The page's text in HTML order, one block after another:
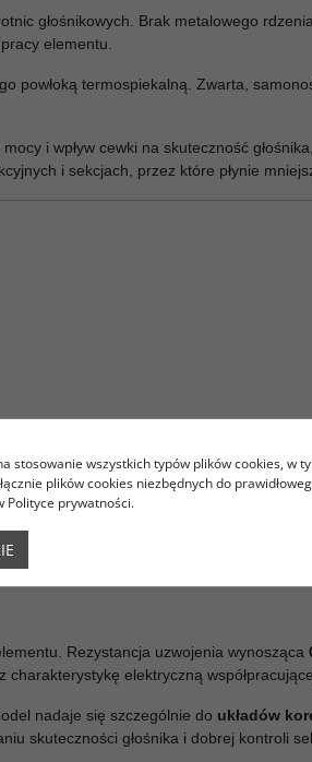
głośnikowych. Brak metalowego
elementu.
powłoką termospiekalną. Zwarta,
i wpływ cewki na skuteczność
i sekcjach, przez które płynie
zwrotnicy może to pomóc
od całego projektu filtra, rezystancji
Rezystancja uzwojenia wynosząca
elektryczną
nadaje się szczególnie do układów
skuteczności głośnika i dobrej kontroli
stosowanie wszystkich typów plików cookies, w
plików cookies niezbędnych do
Polityce prywatności.